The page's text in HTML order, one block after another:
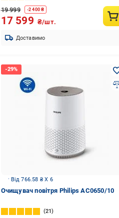
19 999 -2 400₴
17 599 ₴/шт.
Доставимо
Від 766.58 ₴ X 6
Очищувач повітря Philips AC0650/10
21